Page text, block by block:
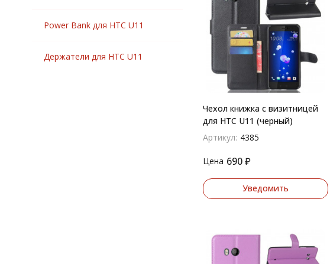
Чехол книжка с визитницей
для HTC U11 (черный)
Артикул: 4385
Цена 690 ₽
Уведомить
Power Bank для HTC U11
Держатели для HTC U11